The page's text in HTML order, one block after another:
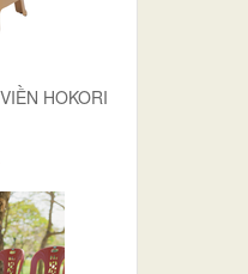
HOKORI